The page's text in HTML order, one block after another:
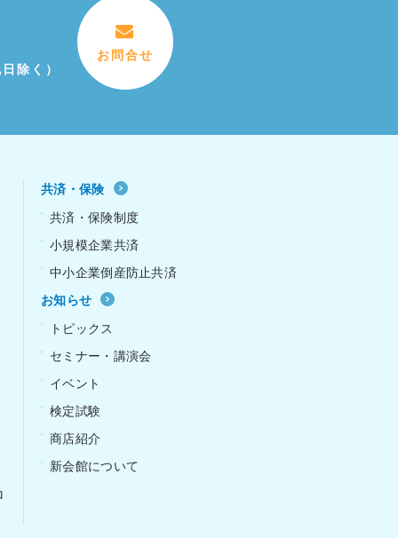
除く）
お問合せ
共済・保険
共済・保険制度
小規模企業共済
中小企業倒産防止共済
お知らせ
トピックス
セミナー・講演会
イベント
検定試験
商店紹介
新会館について